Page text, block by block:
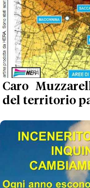
Caro
del territorio